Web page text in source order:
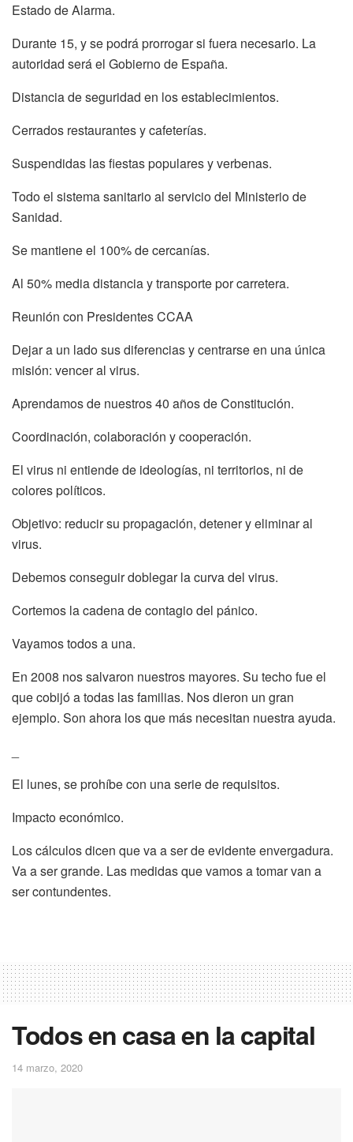
Estado de Alarma.
Durante 15, y se podrá prorrogar si fuera necesario. La
autoridad será el Gobierno de España.
Distancia de seguridad en los establecimientos.
Cerrados restaurantes y cafeterías.
Suspendidas las fiestas populares y verbenas.
Todo el sistema sanitario al servicio del Ministerio de
Sanidad.
Se mantiene el 100% de cercanías.
Al 50% media distancia y transporte por carretera.
Reunión con Presidentes CCAA
Dejar a un lado sus diferencias y centrarse en una única
misión: vencer al virus.
Aprendamos de nuestros 40 años de Constitución.
Coordinación, colaboración y cooperación.
El virus ni entiende de ideologías, ni territorios, ni de
colores políticos.
Objetivo: reducir su propagación, detener y eliminar al
virus.
Debemos conseguir doblegar la curva del virus.
Cortemos la cadena de contagio del pánico.
Vayamos todos a una.
En 2008 nos salvaron nuestros mayores. Su techo fue el
que cobijó a todas las familias. Nos dieron un gran
ejemplo. Son ahora los que más necesitan nuestra ayuda.
El lunes, se prohíbe con una serie de requisitos.
Impacto económico.
Los cálculos dicen que va a ser de evidente envergadura.
Va a ser grande. Las medidas que vamos a tomar van a
ser contundentes.
Todos en casa en la capital
14 marzo, 2020